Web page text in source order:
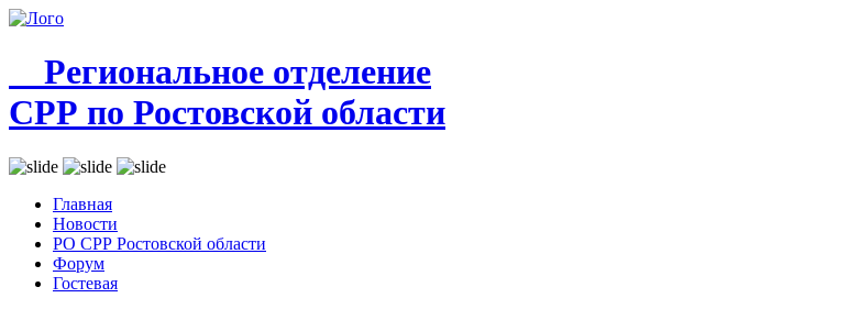
Региональное отделение
СРР по Ростовской области
Главная
Новости
РО СРР Ростовской области
Форум
Гостевая